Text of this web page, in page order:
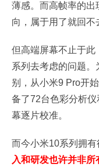
薄感。而高帧率的出
向，属于用了就回不
但高端屏幕不止于
系列去考虑的问题
别，从小米9 Pro开
备了72台色彩分析
幕逐片校准。
而今小米10系列拥
入和研发也许并非